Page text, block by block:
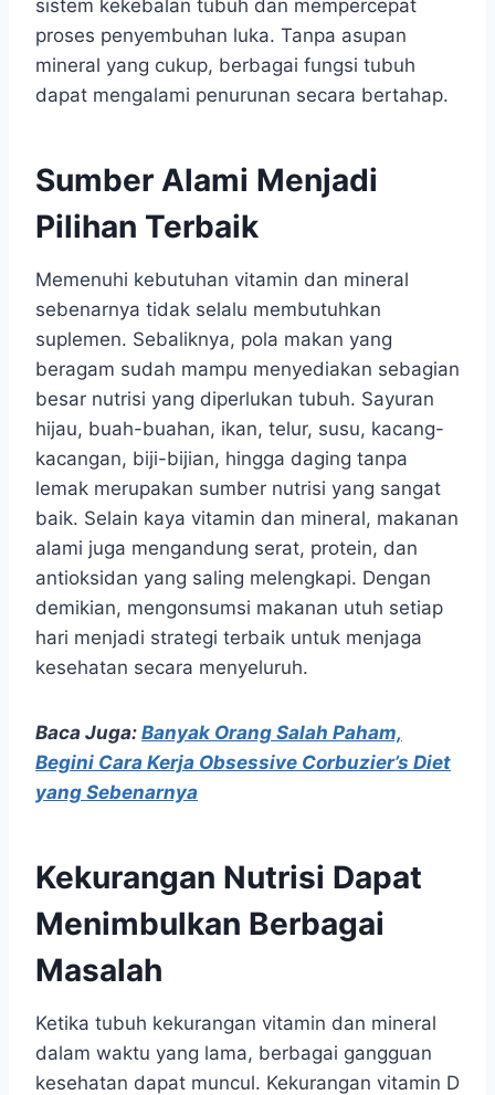
sistem kekebalan tubuh dan mempercepat
proses penyembuhan luka. Tanpa asupan
mineral yang cukup, berbagai fungsi tubuh
dapat mengalami penurunan secara bertahap.
Sumber Alami Menjadi
Pilihan Terbaik
Memenuhi kebutuhan vitamin dan mineral
sebenarnya tidak selalu membutuhkan
suplemen. Sebaliknya, pola makan yang
beragam sudah mampu menyediakan sebagian
besar nutrisi yang diperlukan tubuh. Sayuran
hijau, buah-buahan, ikan, telur, susu, kacang-
kacangan, biji-bijian, hingga daging tanpa
lemak merupakan sumber nutrisi yang sangat
baik. Selain kaya vitamin dan mineral, makanan
alami juga mengandung serat, protein, dan
antioksidan yang saling melengkapi. Dengan
demikian, mengonsumsi makanan utuh setiap
hari menjadi strategi terbaik untuk menjaga
kesehatan secara menyeluruh.
Baca Juga: Banyak Orang Salah Paham,
Begini Cara Kerja Obsessive Corbuzier’s Diet
yang Sebenarnya
Kekurangan Nutrisi Dapat
Menimbulkan Berbagai
Masalah
Ketika tubuh kekurangan vitamin dan mineral
dalam waktu yang lama, berbagai gangguan
kesehatan dapat muncul. Kekurangan vitamin D